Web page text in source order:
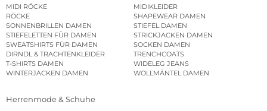
MIDI RÖCKE
MIDIKLEIDER
RÖCKE
SHAPEWEAR DAMEN
SONNENBRILLEN DAMEN
STIEFEL DAMEN
STIEFELETTEN FÜR DAMEN
STRICKJACKEN DAMEN
SWEATSHIRTS FÜR DAMEN
SOCKEN DAMEN
DIRNDL & TRACHTENKLEIDER
TRENCHCOATS
T-SHIRTS DAMEN
WIDELEG JEANS
WINTERJACKEN DAMEN
WOLLMÄNTEL DAMEN
Herrenmode & Schuhe